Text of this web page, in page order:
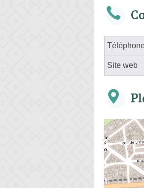
Site web